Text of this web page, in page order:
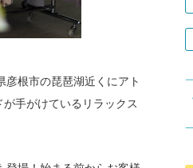
根市の琵琶湖近くにアト
手がけているリラックス